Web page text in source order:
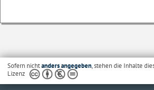
Sofern nichtanders angegeben, stehen die Inhalte
Lizenz